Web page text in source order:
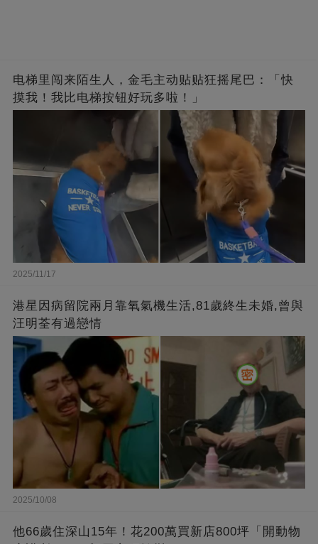
电梯里闯来陌生人，金毛主动贴贴狂摇尾巴：「快
摸我！我比电梯按钮好玩多啦！」
2025/11/17
港星因病留院兩月靠氧氣機生活,81歲終生未婚,曾與
汪明荃有過戀情
2025/10/08
他66歲住深山15年！花200萬買新店800坪「開動物